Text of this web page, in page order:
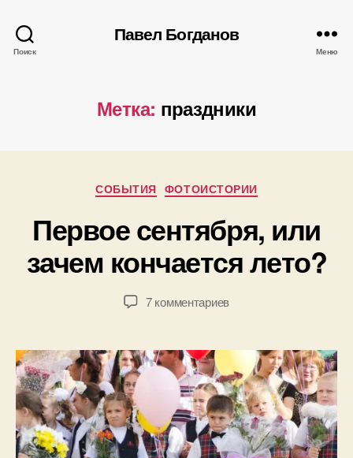
Поиск
Павел Богданов
Меню
Метка: праздники
Рубрики
СОБЫТИЯ ФОТОИСТОРИИ
Первое сентября, или
зачем кончается лето?
записи
о
:
П
а
в
л
г
д
а
н
о
в
записи
1
.
1
1
7 комментариевк
сентября,
или
зачем
кончается
лето?